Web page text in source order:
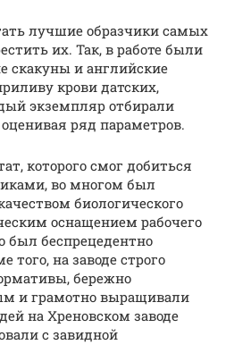
лучшие образчики самых
их. Так, в работе были
скакуны и английские
крови датских,
экземпляр отбирали
ряд параметров.
которого смог добиться
во многом был
биологического
оснащением рабочего
был беспрецедентно
того, на заводе строго
бережно
и грамотно выращивали
на Хреновском заводе
с завидной